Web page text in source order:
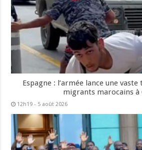
Espagne : l’armée lance une
migrants marocains à
12h19 - 5 août 2026